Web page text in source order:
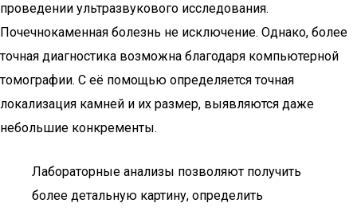
проведении ультразвукового исследования.
Почечнокаменная болезнь не исключение. Однако, более
точная диагностика возможна благодаря компьютерной
томографии. С её помощью определяется точная
локализация камней и их размер, выявляются даже
небольшие конкременты.
Лабораторные анализы позволяют получить
более детальную картину, определить